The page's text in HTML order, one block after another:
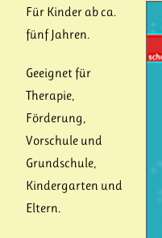
Für Kinder ab ca.
fünf Jahren.
Geeignet für
Therapie,
Förderung,
Vorschule und
Grundschule,
Kindergarten und
Eltern.